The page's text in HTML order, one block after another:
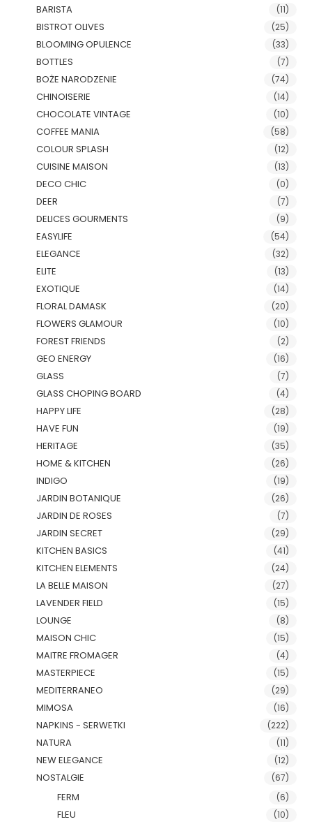
BARISTA (11)
BISTROT OLIVES (25)
BLOOMING OPULENCE (33)
BOTTLES (7)
BOŻE NARODZENIE (74)
CHINOISERIE (14)
CHOCOLATE VINTAGE (10)
COFFEE MANIA (58)
COLOUR SPLASH (12)
CUISINE MAISON (13)
DECO CHIC (0)
DEER (7)
DELICES GOURMENTS (9)
EASYLIFE (54)
ELEGANCE (32)
ELITE (13)
EXOTIQUE (14)
FLORAL DAMASK (20)
FLOWERS GLAMOUR (10)
FOREST FRIENDS (2)
GEO ENERGY (16)
GLASS (7)
GLASS CHOPING BOARD (4)
HAPPY LIFE (28)
HAVE FUN (19)
HERITAGE (35)
HOME & KITCHEN (26)
INDIGO (19)
JARDIN BOTANIQUE (26)
JARDIN DE ROSES (7)
JARDIN SECRET (29)
KITCHEN BASICS (41)
KITCHEN ELEMENTS (24)
LA BELLE MAISON (27)
LAVENDER FIELD (15)
LOUNGE (8)
MAISON CHIC (15)
MAITRE FROMAGER (4)
MASTERPIECE (15)
MEDITERRANEO (29)
MIMOSA (16)
NAPKINS - SERWETKI (222)
NATURA (11)
NEW ELEGANCE (12)
NOSTALGIE (67)
FERM (6)
FLEU (10)